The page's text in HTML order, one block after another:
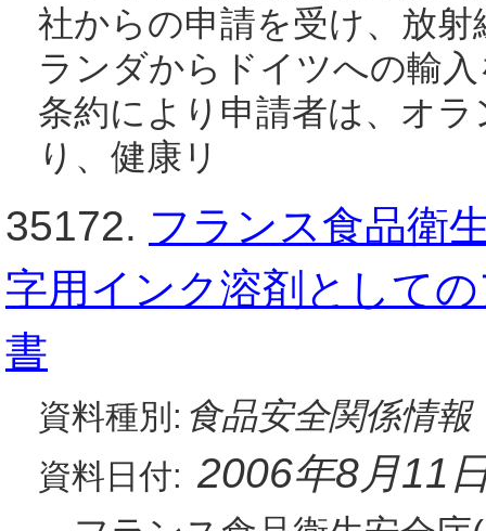
社からの申請を受け、放
ランダからドイツへの輸
条約により申請者は、オ
り、健康リ
35172. フランス食品衛
字用インク溶剤として
書
資料種別: 食品安全関係情報
資料日付: 2006年8月11